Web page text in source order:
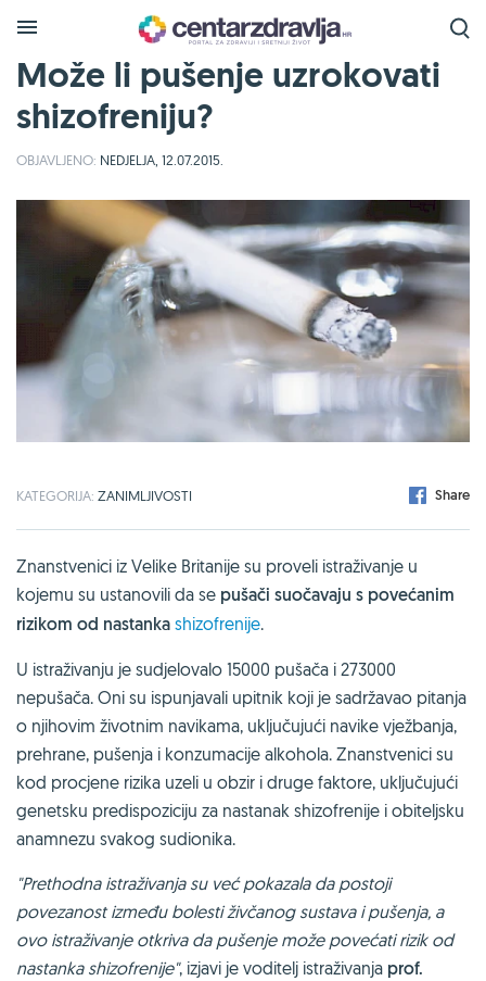
Može li pušenje uzrokovati
shizofreniju?
OBJAVLJENO: NEDJELJA, 12.07.2015.
KATEGORIJA: ZANIMLJIVOSTI Share
Znanstvenici iz Velike Britanije su proveli istraživanje u
kojemu su ustanovili da se pušači suočavaju s povećanim
rizikom od nastanka shizofrenije.
U istraživanju je sudjelovalo 15000 pušača i 273000
nepušača. Oni su ispunjavali upitnik koji je sadržavao pitanja
o njihovim životnim navikama, uključujući navike vježbanja,
prehrane, pušenja i konzumacije alkohola. Znanstvenici su
kod procjene rizika uzeli u obzir i druge faktore, uključujući
genetsku predispoziciju za nastanak shizofrenije i obiteljsku
anamnezu svakog sudionika.
"Prethodna istraživanja su već pokazala da postoji
povezanost između bolesti živčanog sustava i pušenja, a
ovo istraživanje otkriva da pušenje može povećati rizik od
nastanka shizofrenije", izjavi je voditelj istraživanja prof.